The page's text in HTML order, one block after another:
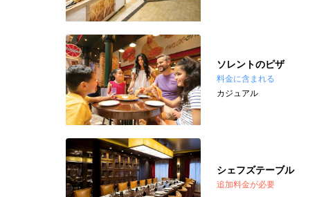
ソレントのピザ
料金に含まれる
カジュアル
シェフズテーブル
追加料金が必要